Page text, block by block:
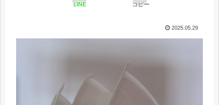
LINE コピー
2025.05.29